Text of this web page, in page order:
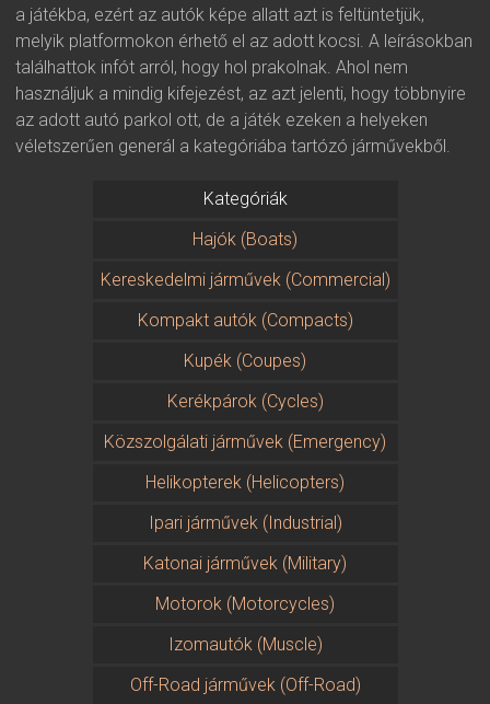
a játékba, ezért az autók képe allatt azt is feltüntetjük,
melyik platformokon érhető el az adott kocsi. A leírásokban
találhattok infót arról, hogy hol prakolnak. Ahol nem
használjuk a mindig kifejezést, az azt jelenti, hogy többnyire
az adott autó parkol ott, de a játék ezeken a helyeken
véletszerűen generál a kategóriába tartózó járművekből.
Kategóriák
Hajók (Boats)
Kereskedelmi járművek (Commercial)
Kompakt autók (Compacts)
Kupék (Coupes)
Kerékpárok (Cycles)
Közszolgálati járművek (Emergency)
Helikopterek (Helicopters)
Ipari járművek (Industrial)
Katonai járművek (Military)
Motorok (Motorcycles)
Izomautók (Muscle)
Off-Road járművek (Off-Road)